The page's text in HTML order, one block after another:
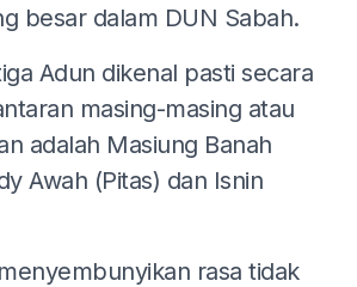
besar dalam DUN Sabah.
Adun dikenal pasti secara
masing-masing atau
adalah Masiung Banah
Awah (Pitas) dan Isnin
rasa tidak